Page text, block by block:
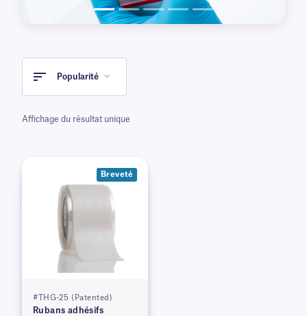
Popularité
Affichage du résultat unique
Breveté
#THG-25 (Patented)
Rubans adhésifs